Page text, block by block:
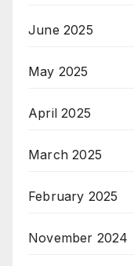
June 2025
May 2025
April 2025
March 2025
February 2025
November 2024